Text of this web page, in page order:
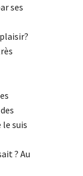
ses
le suis
? Au